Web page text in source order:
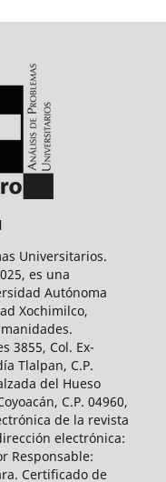
Universitarios.
es una
Autónoma
Xochimilco,
3855, Col. Ex-
Tlalpan, C.P.
del Hueso
C.P. 04960,
de la revista
electrónica:
Responsable:
Certificado de